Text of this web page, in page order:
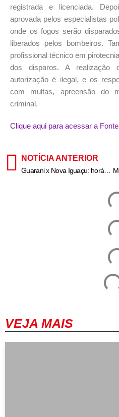
registrada e licenciada.
aprovada pelos especialistas
onde os fogos serão
liberados pelos bombeiros.
profissional técnico em
dos disparos. A realização
autorização é ilegal, e os
com multas, apreensão do
criminal.
Clique aqui para acessar a
NOTÍCIA ANTERIOR
Guarani x Nova Iguaçu: horário e onde assistir ao jogo da Copinha
VEJA MAIS